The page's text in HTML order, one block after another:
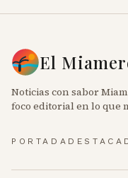
El
Noticias con sabor
foco editorial en lo que
PORTADA